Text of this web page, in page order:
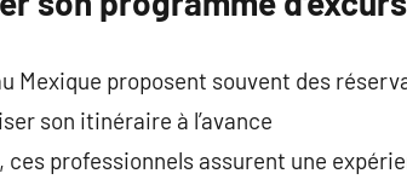
Mexique proposent souvent des
son itinéraire à l’avance
ces professionnels assurent une